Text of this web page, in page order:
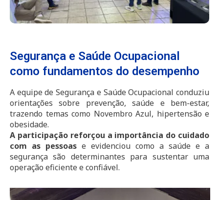
Segurança e Saúde Ocupacional
como fundamentos do desempenho
A equipe de Segurança e Saúde Ocupacional conduziu
orientações sobre prevenção, saúde e bem-estar,
trazendo temas como Novembro Azul, hipertensão e
obesidade.
A participação reforçou a importância do cuidado
com as pessoas e evidenciou como a saúde e a
segurança são determinantes para sustentar uma
operação eficiente e confiável.